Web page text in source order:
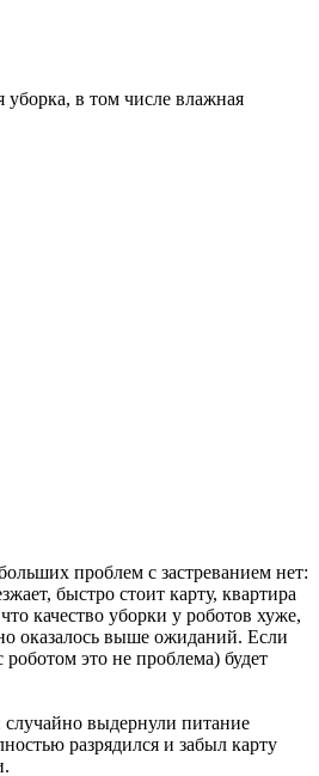
уборка, в том числе влажная
проблем с застреванием нет:
быстро стоит карту, квартира
качество уборки у роботов хуже,
оказалось выше ожиданий. Если
роботом это не проблема) будет
случайно выдернули питание
разрядился и забыл карту